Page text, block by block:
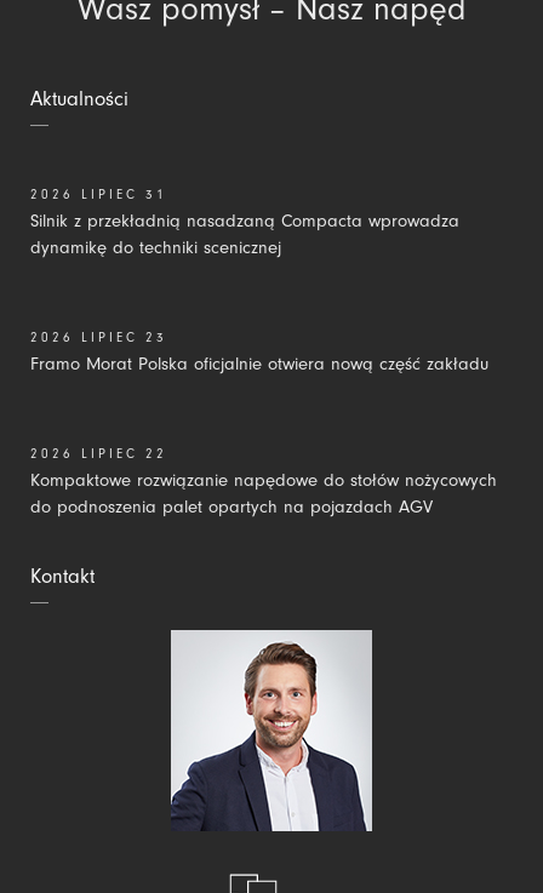
Wasz pomysł – Nasz napęd
Aktualności
Silnik z przekładnią nasadzaną Compacta wprowadza
dynamikę do techniki scenicznej
2026 LIPIEC 31
Framo Morat Polska oficjalnie otwiera nową część zakładu
2026 LIPIEC 23
Kompaktowe rozwiązanie napędowe do stołów nożycowych
do podnoszenia palet opartych na pojazdach AGV
2026 LIPIEC 22
Kontakt